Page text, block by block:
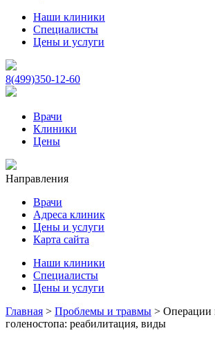
Наши клиники
Специалисты
Цены и услуги
8(499)350-12-60
Врачи
Клиники
Цены
Направления
Врачи
Адреса клиник
Цены и услуги
Карта сайта
Наши клиники
Специалисты
Цены и услуги
Главная > Проблемы и травмы > Операции
голеностопа: реабилитация, виды